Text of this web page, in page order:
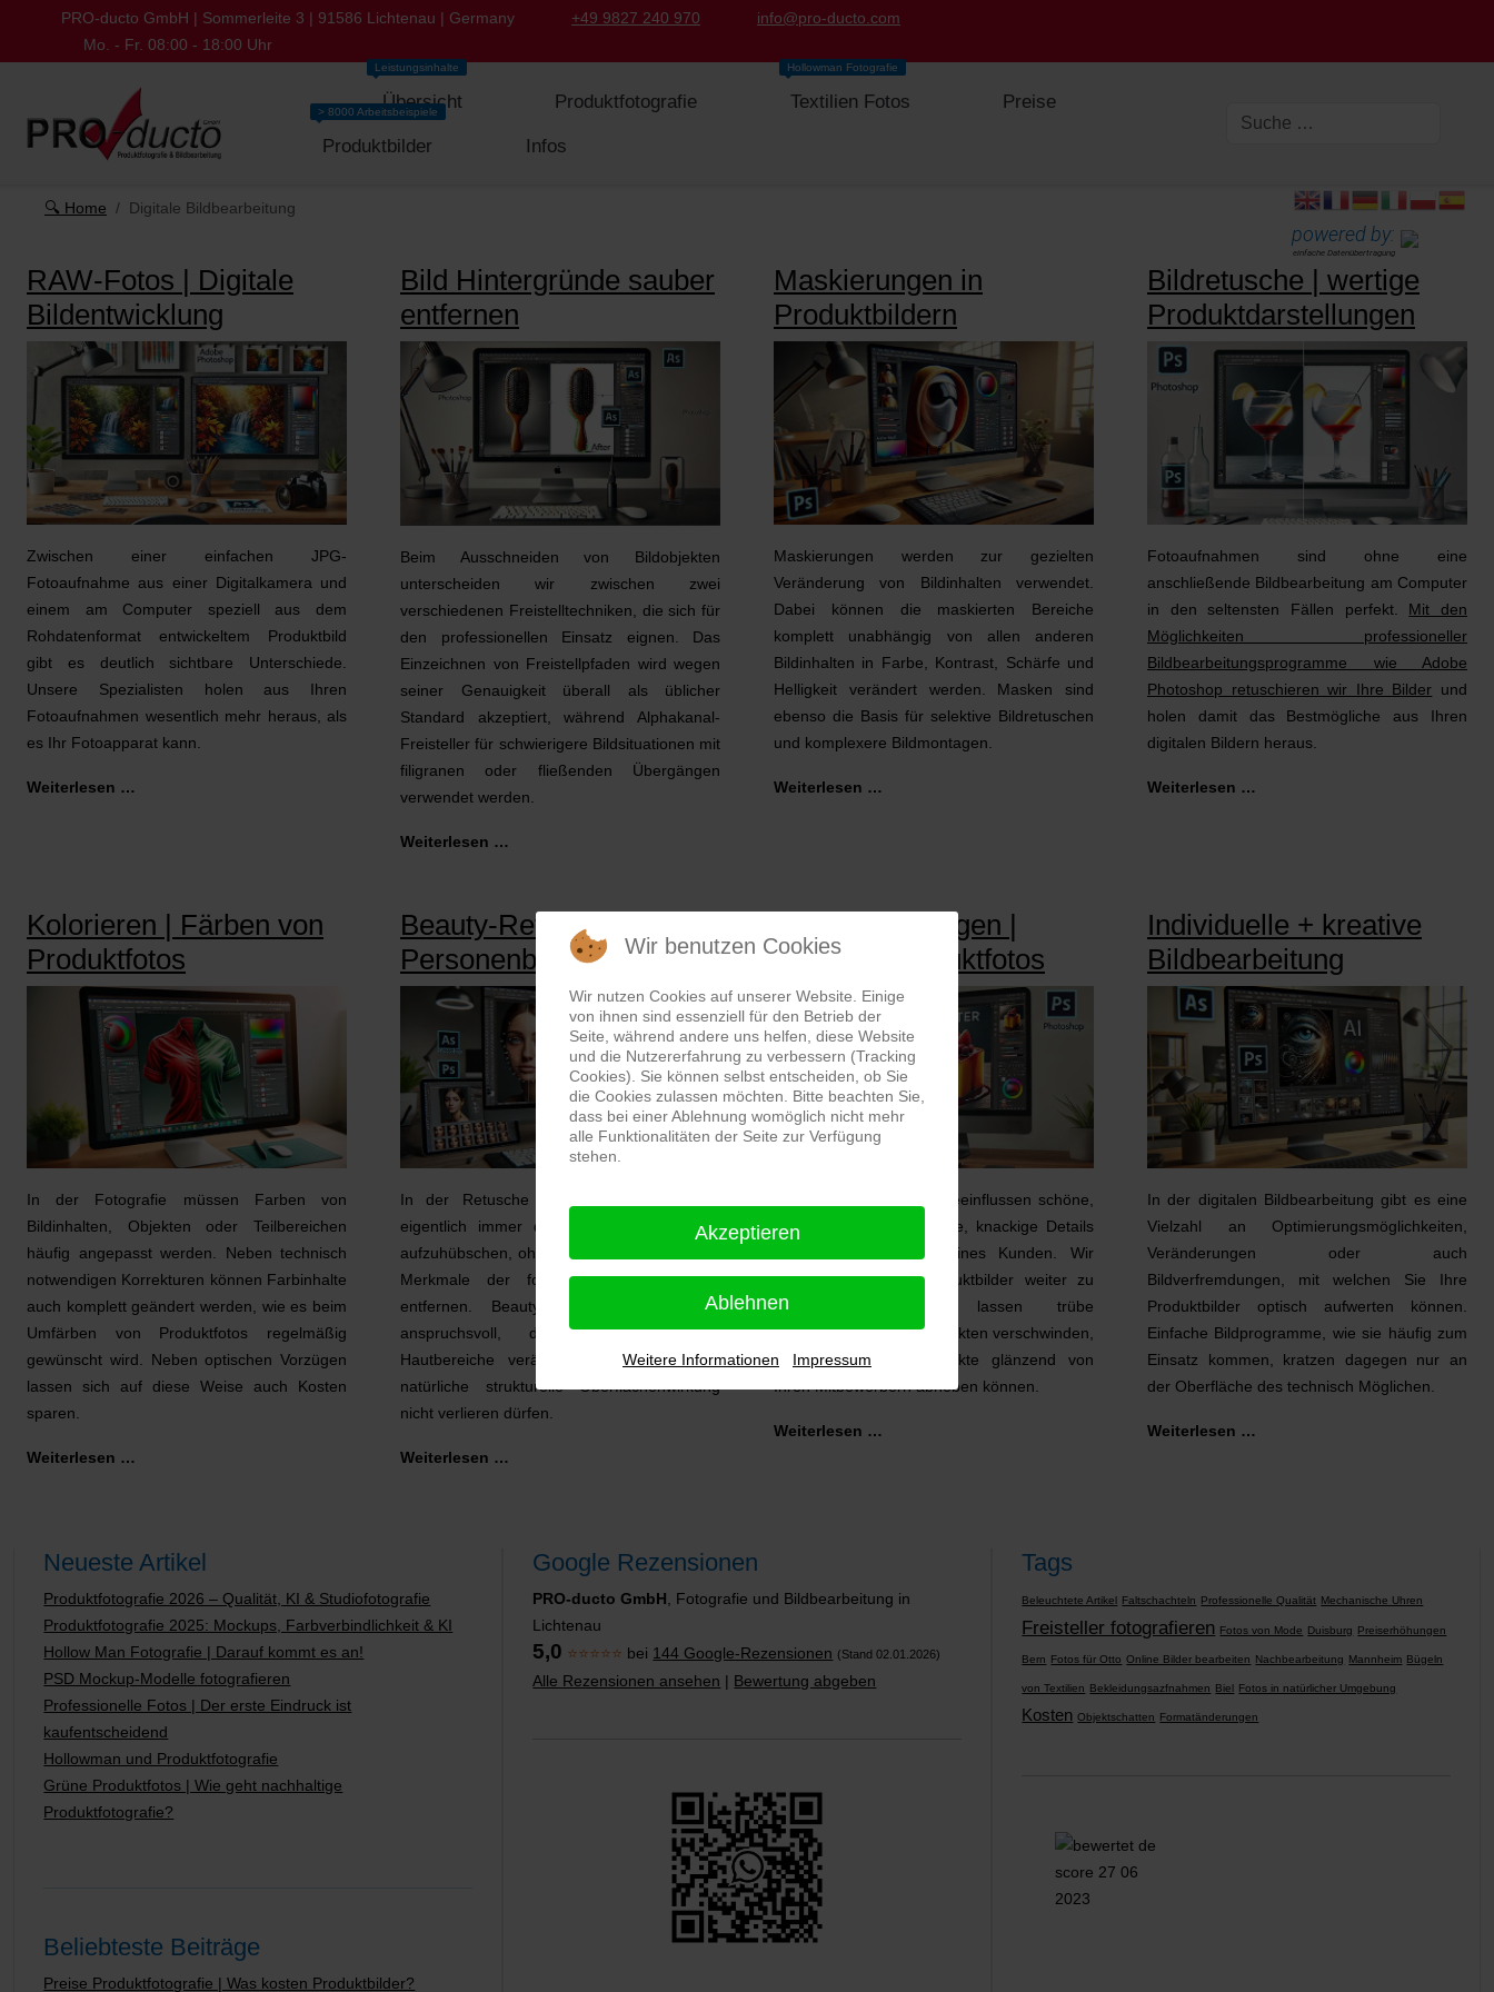
PRO-ducto GmbH | Sommerleite 3 | 91586 Lichtenau | Germany +49 9827 240 970
info@pro-ducto.com
Mo. - Fr. 08:00 - 18:00 Uhr
Übersicht
Leistungsinhalte
Produktfotografie Textilien Fotos
Hollowman Fotografie
Preise
Produktbilder
> 8000 Arbeitsbeispiele
Infos
🔍 Home Digitale Bildbearbeitung
powered by:
einfache Datenübertragung
RAW-Fotos | Digitale
Bildentwicklung
Zwischen einer einfachen JPG-
Fotoaufnahme aus einer Digitalkamera und
einem am Computer speziell aus dem
Rohdatenformat entwickeltem Produktbild
gibt es deutlich sichtbare Unterschiede.
Unsere Spezialisten holen aus Ihren
Fotoaufnahmen wesentlich mehr heraus, als
es Ihr Fotoapparat kann.
Weiterlesen …
Bild Hintergründe sauber
entfernen
Beim Ausschneiden von Bildobjekten
unterscheiden wir zwischen zwei
verschiedenen Freistelltechniken, die sich für
den professionellen Einsatz eignen. Das
Einzeichnen von Freistellpfaden wird wegen
seiner Genauigkeit überall als üblicher
Standard akzeptiert, während Alphakanal-
Freisteller für schwierigere Bildsituationen mit
filigranen oder fließenden Übergängen
verwendet werden.
Weiterlesen …
Maskierungen in
Produktbildern
Maskierungen werden zur gezielten
Veränderung von Bildinhalten verwendet.
Dabei können die maskierten Bereiche
komplett unabhängig von allen anderen
Bildinhalten in Farbe, Kontrast, Schärfe und
Helligkeit verändert werden. Masken sind
ebenso die Basis für selektive Bildretuschen
und komplexere Bildmontagen.
Weiterlesen …
Bildretusche | wertige
Produktdarstellungen
Fotoaufnahmen sind ohne eine
anschließende Bildbearbeitung am Computer
in den seltensten Fällen perfekt. Mit den
Möglichkeiten professioneller
Bildbearbeitungsprogramme wie Adobe
Photoshop retuschieren wir Ihre Bilder und
holen damit das Bestmögliche aus Ihren
digitalen Bildern heraus.
Weiterlesen …
Kolorieren | Färben von
Produktfotos
In der Fotografie müssen Farben von
Bildinhalten, Objekten oder Teilbereichen
häufig angepasst werden. Neben technisch
notwendigen Korrekturen können Farbinhalte
auch komplett geändert werden, wie es beim
Umfärben von Produktfotos regelmäßig
gewünscht wird. Neben optischen Vorzügen
lassen sich auf diese Weise auch Kosten
sparen.
Weiterlesen …
Beauty-Retuschen für
Personenbilder
In der Retusche von Personen geht es
eigentlich immer darum, die Fotos etwas
aufzuhübschen, ohne dabei die persönlichen
Merkmale der fotografierten Person zu
entfernen. Beauty-Retuschen sind sehr
anspruchsvoll, da dabei regelmäßig
Hautbereiche verändert werden, die ihre
natürliche strukturelle Oberflächenwirkung
nicht verlieren dürfen.
Weiterlesen …
Bildoptimierungen |
Bessere Produktfotos
In der Werbefotografie beeinflussen schöne,
brillante Farben und klare, knackige Details
die Kaufentscheidung eines Kunden. Wir
helfen Ihnen, Ihre Produktbilder weiter zu
perfektionieren. Wir lassen trübe
Grauschleier auf Fotoobjekten verschwinden,
sodass sich Ihre Produkte glänzend von
Ihren Mitbewerbern abheben können.
Weiterlesen …
Individuelle + kreative
Bildbearbeitung
In der digitalen Bildbearbeitung gibt es eine
Vielzahl an Optimierungsmöglichkeiten,
Veränderungen oder auch
Bildverfremdungen, mit welchen Sie Ihre
Produktbilder optisch aufwerten können.
Einfache Bildprogramme, wie sie häufig zum
Einsatz kommen, kratzen dagegen nur an
der Oberfläche des technisch Möglichen.
Weiterlesen …
Neueste Artikel
Produktfotografie 2026 – Qualität, KI & Studiofotografie
Produktfotografie 2025: Mockups, Farbverbindlichkeit & KI
Hollow Man Fotografie | Darauf kommt es an!
PSD Mockup-Modelle fotografieren
Professionelle Fotos | Der erste Eindruck ist
kaufentscheidend
Hollowman und Produktfotografie
Grüne Produktfotos | Wie geht nachhaltige
Produktfotografie?
Beliebteste Beiträge
Preise Produktfotografie | Was kosten Produktbilder?
Google Rezensionen
PRO-ducto GmbH, Fotografie und Bildbearbeitung in
Lichtenau
5,0 ⭐⭐⭐⭐⭐ bei 144 Google-Rezensionen (Stand 02.01.2026)
Alle Rezensionen ansehen | Bewertung abgeben
Tags
Beleuchtete Artikel Faltschachteln Professionelle Qualität Mechanische Uhren
Freisteller fotografieren Fotos von Mode Duisburg Preiserhöhungen
Bern Fotos für Otto Online Bilder bearbeiten Nachbearbeitung Mannheim Bügeln
von Textilien Bekleidungsazfnahmen Biel Fotos in natürlicher Umgebung
Kosten Objektschatten Formatänderungen
Wir benutzen Cookies
Wir nutzen Cookies auf unserer Website. Einige
von ihnen sind essenziell für den Betrieb der
Seite, während andere uns helfen, diese Website
und die Nutzererfahrung zu verbessern (Tracking
Cookies). Sie können selbst entscheiden, ob Sie
die Cookies zulassen möchten. Bitte beachten Sie,
dass bei einer Ablehnung womöglich nicht mehr
alle Funktionalitäten der Seite zur Verfügung
stehen.
Akzeptieren
Ablehnen
Weitere Informationen Impressum